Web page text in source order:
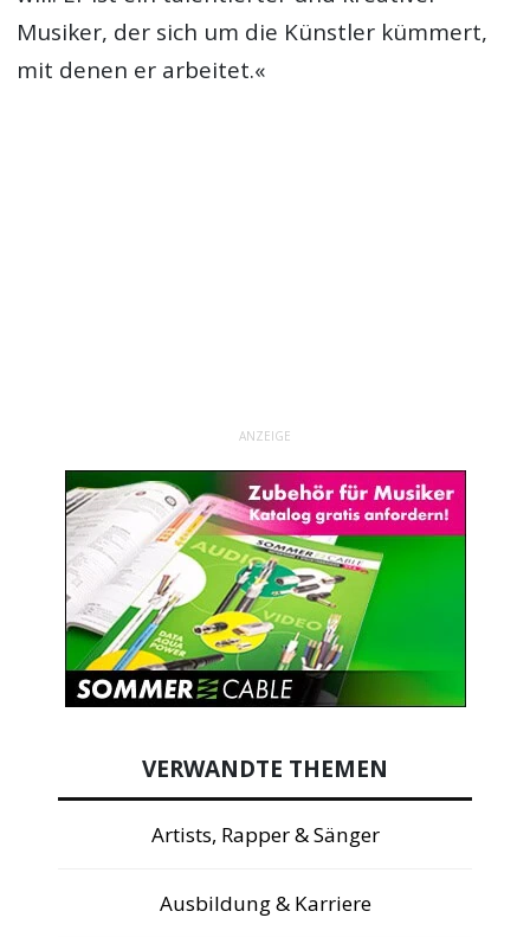
Musiker, der sich um die Künstler kümmert,
mit denen er arbeitet.«
ANZEIGE
VERWANDTE THEMEN
Artists, Rapper & Sänger
Ausbildung & Karriere